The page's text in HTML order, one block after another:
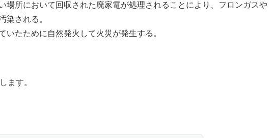
場所において回収された廃家電が処理されることにより、フロンガスや
染される。
いたために自然発火して火災が発生する。
ます。